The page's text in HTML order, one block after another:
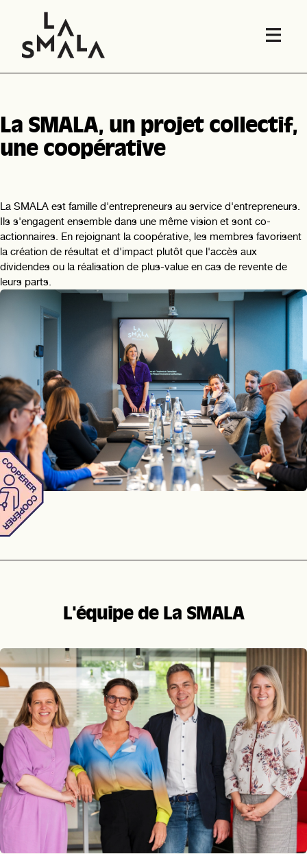
La SMALA, un projet collectif,
une coopérative
La SMALA est famille d'entrepreneurs au service d'entrepreneurs.
Ils s'engagent ensemble dans une même vision et sont co-
actionnaires. En rejoignant la coopérative, les membres favorisent
la création de résultat et d'impact plutôt que l'accès aux
dividendes ou la réalisation de plus-value en cas de revente de
leurs parts.
L'équipe de La SMALA